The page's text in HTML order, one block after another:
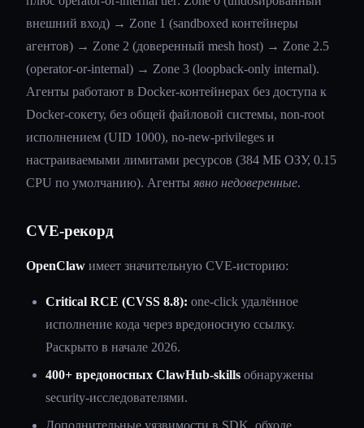
внешний вход) → Zone 1 (sandboxed контейнеры
агентов) → Zone 2 (доверенный mesh host) → Zone 2.5
(operator-or-internal) → Zone 3 (loopback-only internal).
Агенты работают в Docker-контейнерах без доступа к
Docker-сокету, без общей файловой системы, non-root
исполнением (UID 1000), no-new-privileges и
настраиваемыми лимитами ресурсов (384 МБ ОЗУ, 0.15
CPU по умолчанию). Агенты явно недоверенные.
CVE-рекорд
OpenClaw имеет значительную CVE-историю:
Critical RCE (CVSS 8.8): one-click удалённое
исполнение кода через вредоносную ссылку.
Раскрыто в начале 2026.
400+ вредоносных ClawHub-skills обнаружены
security-исследователями.
Дополнительные уязвимости в SDK, обходе